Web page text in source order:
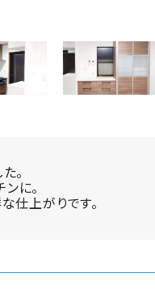
。
に。
仕上がりです。